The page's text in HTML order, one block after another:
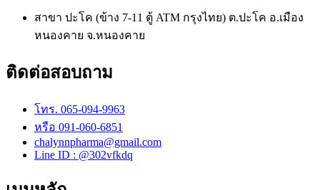
สาขา ปะโค (ข้าง 7-11 ตู้ ATM กรุงไทย) ต.ปะโค อ.เมือง
หนองคาย จ.หนองคาย
ติดต่อสอบถาม
โทร. 065-094-9963
หรือ 091-060-6851
chalynnpharma@gmail.com
Line ID : @302vfkdq